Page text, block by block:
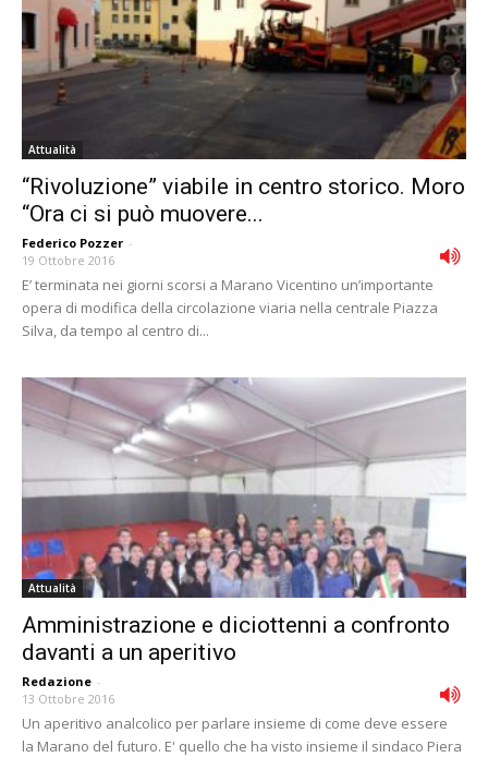
Attualità
“Rivoluzione” viabile in centro storico. Moro
“Ora ci si può muovere...
Federico Pozzer -
19 Ottobre 2016
E’ terminata nei giorni scorsi a Marano Vicentino un’importante
opera di modifica della circolazione viaria nella centrale Piazza
Silva, da tempo al centro di...
Attualità
Amministrazione e diciottenni a confronto
davanti a un aperitivo
Redazione -
13 Ottobre 2016
Un aperitivo analcolico per parlare insieme di come deve essere
la Marano del futuro. E' quello che ha visto insieme il sindaco Piera